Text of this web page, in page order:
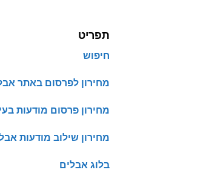
תפריט
חיפוש
מחירון לפרסום באתר
מחירון פרסום מודעות
מחירון שילוב מודעות
בלוג אבלים